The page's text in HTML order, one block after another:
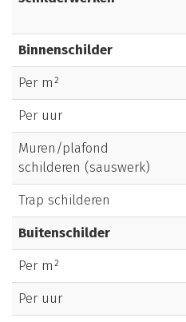
Binnenschilder
Per m²
Per uur
Muren/plafond
schilderen (sauswerk)
Trap schilderen
Buitenschilder
Per m²
Per uur